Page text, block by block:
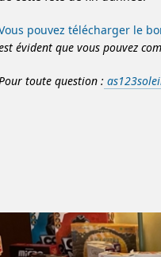
pouvez télécharger le
évident que vous pouvez
toute question :